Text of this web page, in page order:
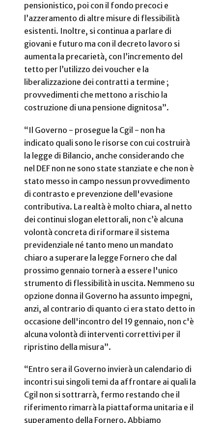
pensionistico, poi con il fondo precoci e
l’azzeramento di altre misure di flessibilità
esistenti. Inoltre, si continua a parlare di
giovani e futuro ma con il decreto lavoro si
aumenta la precarietà, con l’incremento del
tetto per l’utilizzo dei voucher e la
liberalizzazione dei contratti a termine ;
provvedimenti che mettono a rischio la
costruzione di una pensione dignitosa”.
“Il Governo - prosegue la Cgil - non ha
indicato quali sono le risorse con cui costruirà
la legge di Bilancio, anche considerando che
nel DEF non ne sono state stanziate e che non è
stato messo in campo nessun provvedimento
di contrasto e prevenzione dell'evasione
contributiva. La realtà è molto chiara, al netto
dei continui slogan elettorali, non c’è alcuna
volontà concreta di riformare il sistema
previdenziale né tanto meno un mandato
chiaro a superare la legge Fornero che dal
prossimo gennaio tornerà a essere l'unico
strumento di flessibilità in uscita. Nemmeno su
opzione donna il Governo ha assunto impegni,
anzi, al contrario di quanto ci era stato detto in
occasione dell'incontro del 19 gennaio, non c'è
alcuna volontà di interventi correttivi per il
ripristino della misura”.
“Entro sera il Governo invierà un calendario di
incontri sui singoli temi da affrontare ai quali la
Cgil non si sottrarrà, fermo restando che il
riferimento rimarrà la piattaforma unitaria e il
superamento della Fornero. Abbiamo